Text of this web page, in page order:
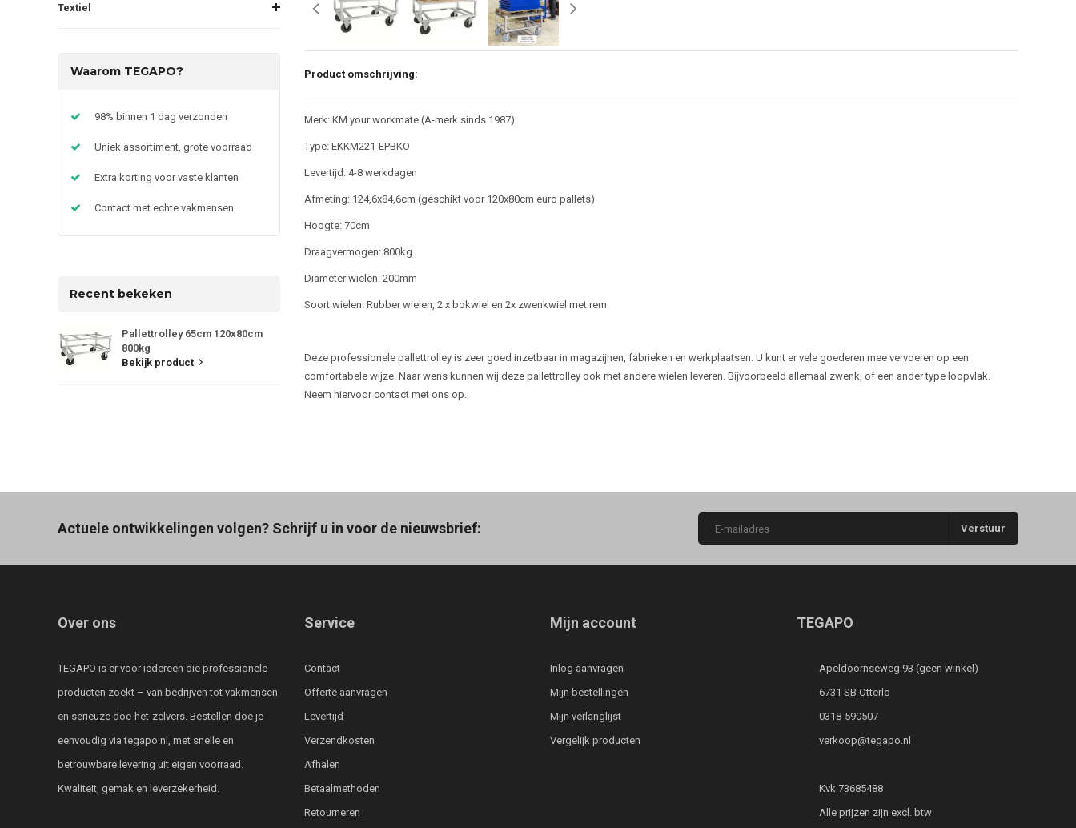
Textiel
Waarom TEGAPO?
98% binnen 1 dag verzonden
Uniek assortiment, grote voorraad
Extra korting voor vaste klanten
Contact met echte vakmensen
Recent bekeken
Pallettrolley 65cm 120x80cm
800kg
Bekijk product
Product omschrijving:
Merk: KM your workmate (A-merk sinds 1987)
Type: EKKM221-EPBKO
Levertijd: 4-8 werkdagen
Afmeting: 124,6x84,6cm (geschikt voor 120x80cm euro pallets)
Hoogte: 70cm
Draagvermogen: 800kg
Diameter wielen: 200mm
Soort wielen: Rubber wielen, 2 x bokwiel en 2x zwenkwiel met rem.
Deze professionele pallettrolley is zeer goed inzetbaar in magazijnen, fabrieken en werkplaatsen. U kunt er vele goederen mee vervoeren op een
comfortabele wijze. Naar wens kunnen wij deze pallettrolley ook met andere wielen leveren. Bijvoorbeeld allemaal zwenk, of een ander type loopvlak.
Neem hiervoor contact met ons op.
Actuele ontwikkelingen volgen? Schrijf u in voor de nieuwsbrief: Verstuur
Over ons
TEGAPO is er voor iedereen die professionele
producten zoekt – van bedrijven tot vakmensen
en serieuze doe-het-zelvers. Bestellen doe je
eenvoudig via tegapo.nl, met snelle en
betrouwbare levering uit eigen voorraad.
Kwaliteit, gemak en leverzekerheid.
Service
Contact
Offerte aanvragen
Levertijd
Verzendkosten
Afhalen
Betaalmethoden
Retourneren
Mijn account
Inlog aanvragen
Mijn bestellingen
Mijn verlanglijst
Vergelijk producten
TEGAPO
Apeldoornseweg 93 (geen winkel)
6731 SB Otterlo
0318-590507
verkoop@tegapo.nl
Kvk 73685488
Alle prijzen zijn excl. btw